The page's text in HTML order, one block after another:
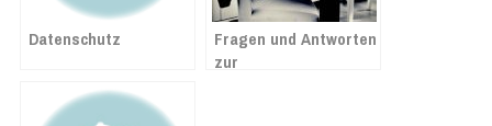
Datenschutz
Fragen und Antworten
zur